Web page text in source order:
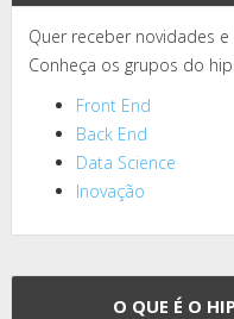
Quer receber novidades
Conheça os grupos do
Front End
Back End
Data Science
Inovação
O QUE É O